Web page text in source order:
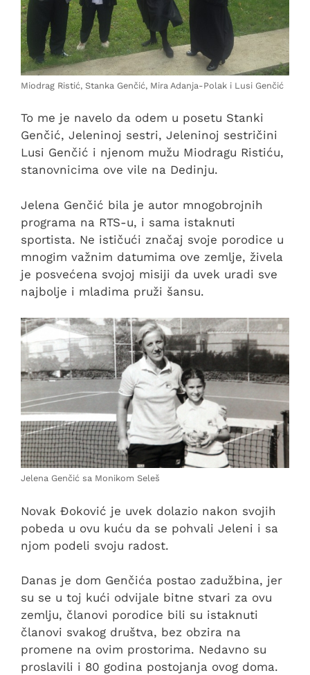
Miodrag Ristić, Stanka Genčić, Mira Adanja-Polak i Lusi Genčić
To me je navelo da odem u posetu Stanki
Genčić, Jeleninoj sestri, Jeleninoj sestričini
Lusi Genčić i njenom mužu Miodragu Ristiću,
stanovnicima ove vile na Dedinju.
Jelena Genčić bila je autor mnogobrojnih
programa na RTS-u, i sama istaknuti
sportista. Ne ističući značaj svoje porodice u
mnogim važnim datumima ove zemlje, živela
je posvećena svojoj misiji da uvek uradi sve
najbolje i mladima pruži šansu.
Jelena Genčić sa Monikom Seleš
Novak Đoković je uvek dolazio nakon svojih
pobeda u ovu kuću da se pohvali Jeleni i sa
njom podeli svoju radost.
Danas je dom Genčića postao zadužbina, jer
su se u toj kući odvijale bitne stvari za ovu
zemlju, članovi porodice bili su istaknuti
članovi svakog društva, bez obzira na
promene na ovim prostorima. Nedavno su
proslavili i 80 godina postojanja ovog doma.